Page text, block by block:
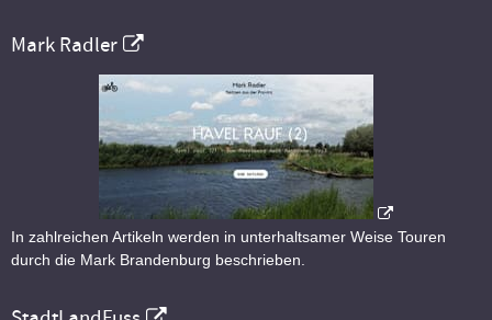
Mark Radler
In zahlreichen Artikeln werden in unterhaltsamer Weise Touren
durch die Mark Brandenburg beschrieben.